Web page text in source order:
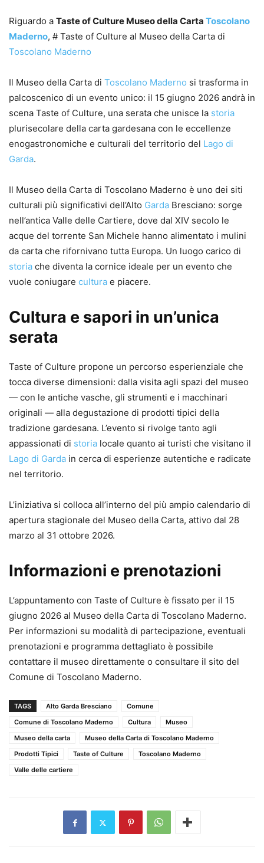
Riguardo a Taste of Culture Museo della Carta Toscolano
Maderno, # Taste of Culture al Museo della Carta di
Toscolano Maderno
Il Museo della Carta di Toscolano Maderno si trasforma in
palcoscenico di un evento unico: il 15 giugno 2026 andrà in
scena Taste of Culture, una serata che unisce la storia
plurisecolare della carta gardesana con le eccellenze
enogastronomiche e culturali del territorio del Lago di
Garda.
Il Museo della Carta di Toscolano Maderno è uno dei siti
culturali più significativi dell’Alto Garda Bresciano: sorge
nell’antica Valle delle Cartiere, dove dal XIV secolo le
acque del torrente San Michele hanno alimentato i mulini
da carta che rifornivano tutta Europa. Un luogo carico di
storia che diventa la cornice ideale per un evento che
vuole coniugare cultura e piacere.
Cultura e sapori in un’unica
serata
Taste of Culture propone un percorso esperienziale che
tocca diverse dimensioni: dalla visita agli spazi del museo
— con le antiche vasche, gli strumenti e i macchinari
originali — alla degustazione di prodotti tipici della
tradizione gardesana. L’evento si rivolge tanto agli
appassionati di storia locale quanto ai turisti che visitano il
Lago di Garda in cerca di esperienze autentiche e radicate
nel territorio.
L’iniziativa si colloca all’interno del più ampio calendario di
apertura stagionale del Museo della Carta, attivo dal 28
marzo al 31 ottobre 2026.
Informazioni e prenotazioni
L’appuntamento con Taste of Culture è fissato per il 15
giugno 2026 al Museo della Carta di Toscolano Maderno.
Per informazioni su modalità di partecipazione, eventuali
prenotazioni e programma dettagliato è possibile
contattare il museo direttamente o consultare il sito del
Comune di Toscolano Maderno.
TAGS Alto Garda Bresciano
Comune
Comune di Toscolano Maderno
Cultura
Museo
Museo della carta
Museo della Carta di Toscolano Maderno
Prodotti Tipici
Taste of Culture
Toscolano Maderno
Valle delle cartiere